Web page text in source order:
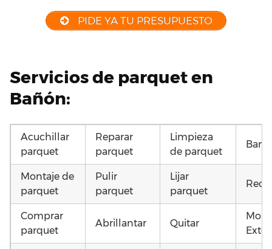
PIDE YA TU PRESUPUESTO
Servicios de parquet en
Bañón:
Acuchillar
parquet
Reparar
parquet
Limpieza
de parquet
Montaje de
parquet
Pulir
parquet
Lijar
parquet
Comprar
parquet
Abrillantar Quitar